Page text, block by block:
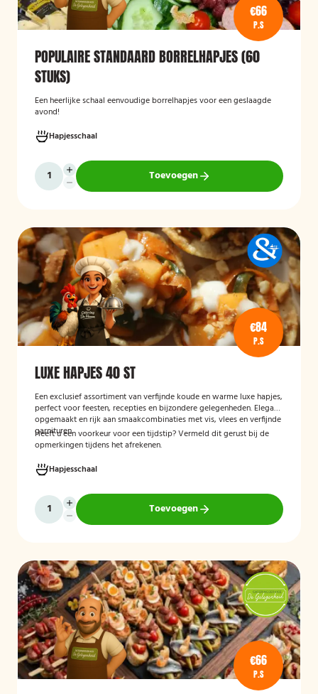
€66
P.S
POPULAIRE STANDAARD BORRELHAPJES (60
STUKS)
Een heerlijke schaal eenvoudige borrelhapjes voor een geslaagde
avond!
Hapjesschaal
Toevoegen
€84
P.S
LUXE HAPJES 40 ST
Een exclusief assortiment van verfijnde koude en warme luxe hapjes,
perfect voor feesten, recepties en bijzondere gelegenheden. Elegant
opgemaakt en rijk aan smaakcombinaties met vis, vlees en verfijnde
garnituren.
Heeft u een voorkeur voor een tijdstip? Vermeld dit gerust bij de
opmerkingen tijdens het afrekenen.
Hapjesschaal
Toevoegen
€66
P.S